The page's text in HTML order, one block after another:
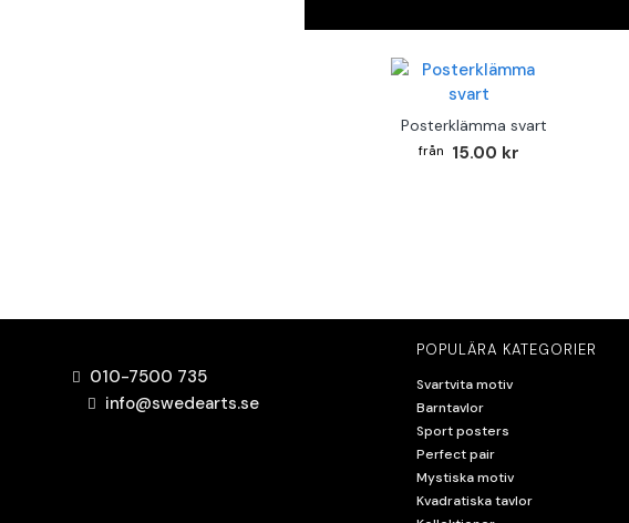
Posterklämma svart
15.00 kr
010-7500 735
info@swedearts.se
POPULÄRA KATEGORIER
Svartvita motiv
Barntavlor
Sport posters
Perfect pair
Mystiska motiv
Kvadratiska tavlor